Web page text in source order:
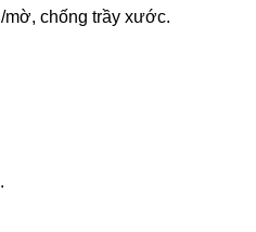
mờ, chống trầy xước.